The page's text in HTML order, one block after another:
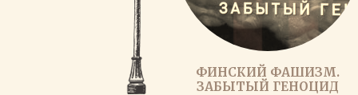
ФИНСКИЙ ФАШИЗМ.
ЗАБЫТЫЙ ГЕНОЦИД